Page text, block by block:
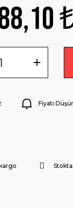
Fiyatı